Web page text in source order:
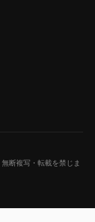
無断複写・転載を禁じま